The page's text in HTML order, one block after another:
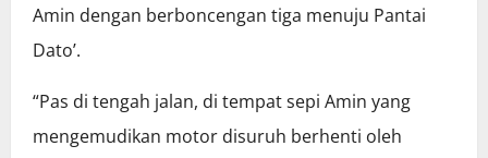
Amin dengan berboncengan tiga menuju Pantai
Dato’.
“Pas di tengah jalan, di tempat sepi Amin yang
mengemudikan motor disuruh berhenti oleh